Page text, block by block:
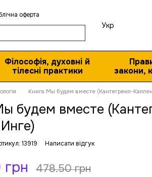
оферта
Укр
Філософія, духовні й
тілесні практики
закони,
Книга Мы будем вместе (Кантегреил-
будем вместе
13919 Написати відгук
478.50 грн